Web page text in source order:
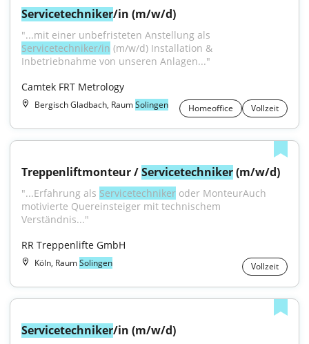
Servicetechniker/in (m/w/d)
Servicetechniker/in (m/w/d) Installation &
Inbetriebnahme von unseren Anlagen..."
Camtek FRT Metrology
Bergisch Gladbach, RaumSolingen Homeoffice Vollzeit
Treppenliftmonteur / Servicetechniker (m/w/d)
"...Erfahrung als Servicetechniker oder MonteurAuch
motivierte Quereinsteiger mit technischem
Verständnis..."
RR Treppenlifte GmbH
Köln, RaumSolingen Vollzeit
Servicetechniker/in (m/w/d)